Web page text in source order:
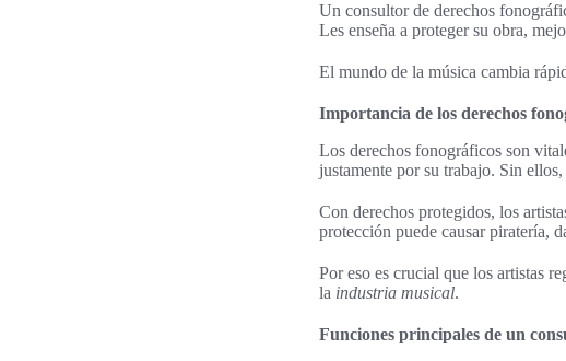
Un consultor de derechos
Les enseña a proteger su obra,
El mundo de la música cambia
Importancia de los derechos
Los derechos fonográficos son
justamente por su trabajo. Sin
Con derechos protegidos, los
protección puede causar piratería,
Por eso es crucial que los artistas
la industria musical.
Funciones principales de un